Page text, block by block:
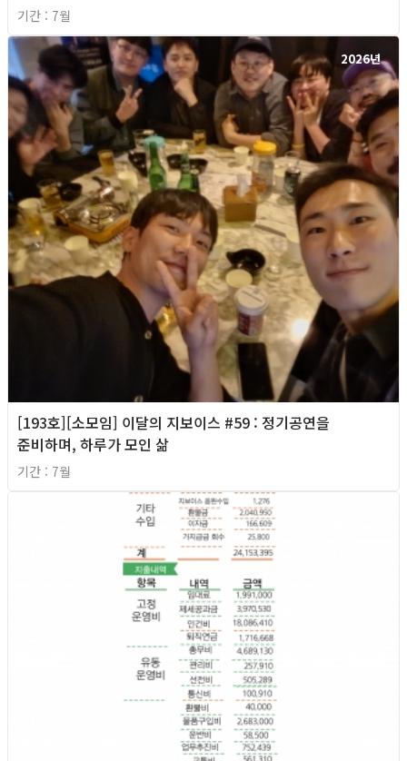
기간 : 7월
2026년
[193호][소모임] 이달의 지보이스 #59 : 정기공연을
준비하며, 하루가 모인 삶
기간 : 7월